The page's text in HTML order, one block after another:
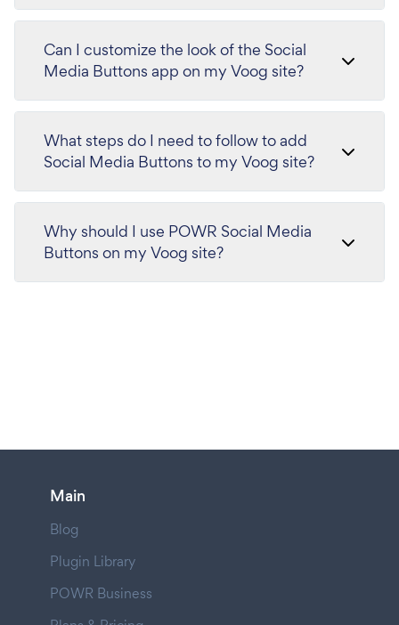
Can I customize the look of the Social
Media Buttons app on my Voog site?
What steps do I need to follow to add
Social Media Buttons to my Voog site?
Why should I use POWR Social Media
Buttons on my Voog site?
Main
Blog
Plugin Library
POWR Business